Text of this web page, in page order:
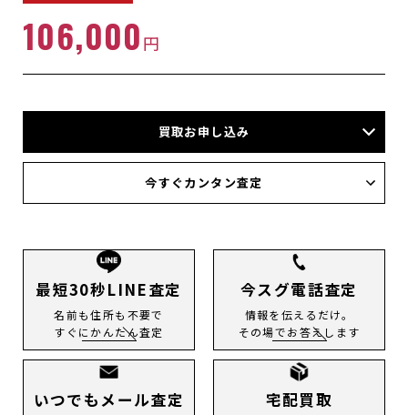
106,000円
買取お申し込み
宅配買取
今すぐカンタン査定
メール査定
最短30秒LINE査定
名前も住所も不要で
すぐにかんたん査定
今スグ電話査定
情報を伝えるだけ。
その場でお答えします
いつでもメール査定 宅配買取